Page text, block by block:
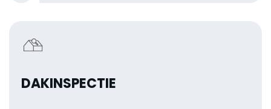
DAKINSPECTIE